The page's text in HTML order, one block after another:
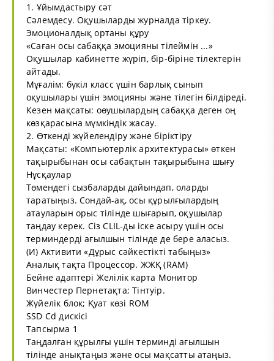
1. Ұйымдастыру сәт
Сәлемдесу. Оқушыларды журналда тіркеу.
Эмоционалдық ортаны құру
«Саған осы сабаққа эмоцияны тілеймін ...»
Оқушылар кабинетте жүріп, бір-біріне тілектерін
айтады.
Мұғалім: бүкіл класс үшін барлық сынып
оқушылары үшін эмоцияны және тілегін білдіреді.
Кезен мақсаты: оөушылардың сабаққа деген оң
көзқарасына мүмкіндік жасау.
2. Өткенді жүйелендіру және біріктіру
Мақсаты: «Компьютерлік архитектурасы» өткен
тақырыбынан осы сабақтын тақырыбына шығу
Нұсқаулар
Төмендегі сызбаларды дайындап, оларды
таратыңыз. Сондай-ақ, осы құрылғылардың
атауларын орыс тілінде шығарып, оқушылар
таңдау керек. Сіз CLIL-ды іске асыру үшін осы
терминдерді ағылшын тілінде де бере аласыз.
(И) Активити «Дұрыс сәйкестікті табыңыз»
Аналық тақта Процессор. ЖЖҚ (RAM)
Бейне адаптері Желілік карта Монитор
Винчестер Пернетақта; Тінтуір.
Жүйелік блок; Қуат көзі ROM
SSD Cd дискісі
Тапсырма 1
Таңдалған құрылғы үшін терминді ағылшын
тілінде анықтаңыз және осы мақсатты атаңыз.